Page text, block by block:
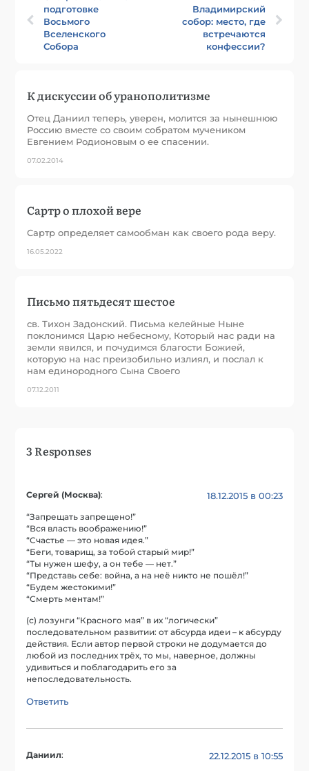
подготовке
Восьмого
Вселенского
Собора
Владимирский
собор: место, где
встречаются
конфессии?
К дискуссии об уранополитизме
Отец Даниил теперь, уверен, молится за нынешнюю
Россию вместе со своим собратом мучеником
Евгением Родионовым о ее спасении.
07.02.2014
Сартр о плохой вере
Сартр определяет самообман как своего рода веру.
16.05.2022
Письмо пятьдесят шестое
св. Тихон Задонский. Письма келейные Ныне
поклонимся Царю небесному, Который нас ради на
земли явился, и почудимся благости Божией,
которую на нас преизобильно излиял, и послал к
нам единородного Сына Своего
07.12.2011
3 Responses
Сергей (Москва): 18.12.2015 в 00:23
“Запрещать запрещено!”
“Вся власть воображению!”
“Счастье — это новая идея.”
“Беги, товарищ, за тобой старый мир!”
“Ты нужен шефу, а он тебе — нет.”
“Представь себе: война, а на неё никто не пошёл!”
“Будем жестокими!”
“Смерть ментам!”
(с) лозунги “Красного мая” в их “логически”
последовательном развитии: от абсурда идеи – к абсурду
действия. Если автор первой строки не додумается до
любой из последних трёх, то мы, наверное, должны
удивиться и поблагодарить его за
непоследовательность.
Ответить
Даниил: 22.12.2015 в 10:55